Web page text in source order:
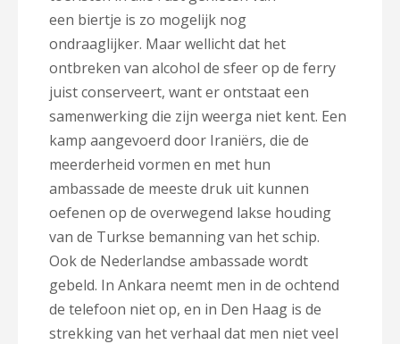
een biertje is zo mogelijk nog
ondraaglijker. Maar wellicht dat het
ontbreken van alcohol de sfeer op de ferry
juist conserveert, want er ontstaat een
samenwerking die zijn weerga niet kent. Een
kamp aangevoerd door Iraniërs, die de
meerderheid vormen en met hun
ambassade de meeste druk uit kunnen
oefenen op de overwegend lakse houding
van de Turkse bemanning van het schip.
Ook de Nederlandse ambassade wordt
gebeld. In Ankara neemt men in de ochtend
de telefoon niet op, en in Den Haag is de
strekking van het verhaal dat men niet veel